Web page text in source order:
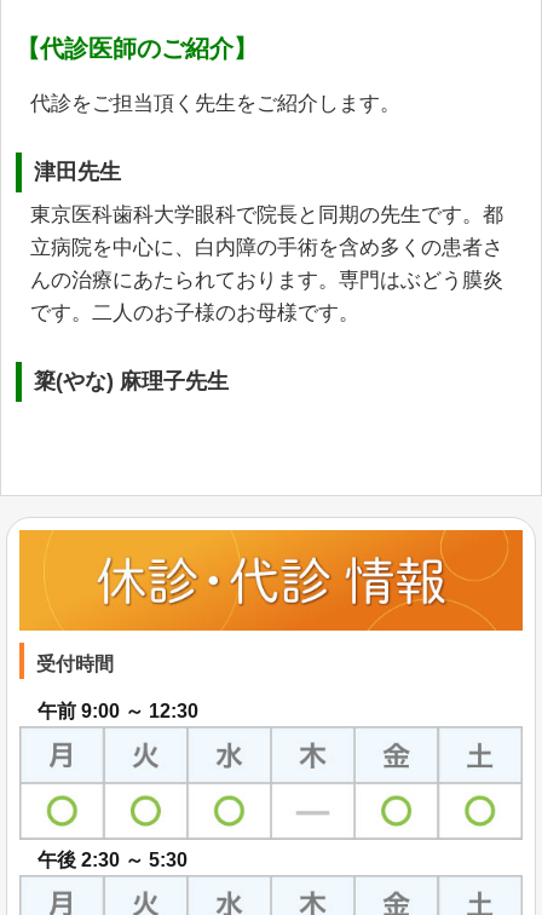
【代診医師のご紹介】
代診をご担当頂く先生をご紹介します。
津田先生
東京医科歯科大学眼科で院長と同期の先生です。都
立病院を中心に、白内障の手術を含め多くの患者さ
んの治療にあたられております。専門はぶどう膜炎
です。二人のお子様のお母様です。
簗(やな) 麻理子先生
受付時間
午前 9:00 ～ 12:30
午後 2:30 ～ 5:30